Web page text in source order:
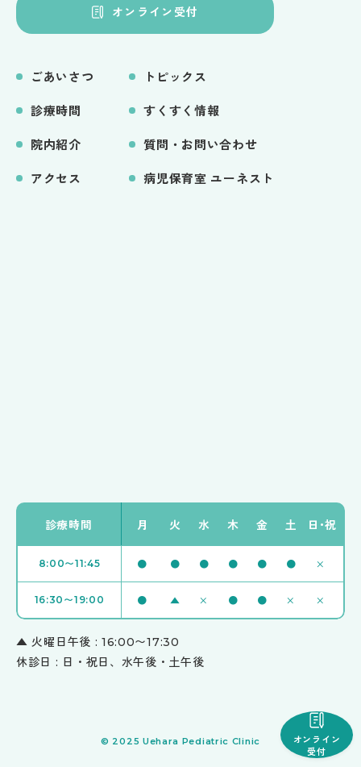
オンライン
受付
オンライン受付
ごあいさつ
診療時間
院内紹介
アクセス
トピックス
すくすく情報
質問・お問い合わせ
病児保育室 ユーネスト
診療時間 月 火 水 木 金 土 日・祝
8:00〜11:45 ● ● ● ● ● ● ×
16:30〜19:00 ● ▲ × ● ● × ×
▲ 火曜日午後 : 16:00〜17:30
休診日 : 日・祝日、水午後・土午後
© 2025 Uehara Pediatric Clinic